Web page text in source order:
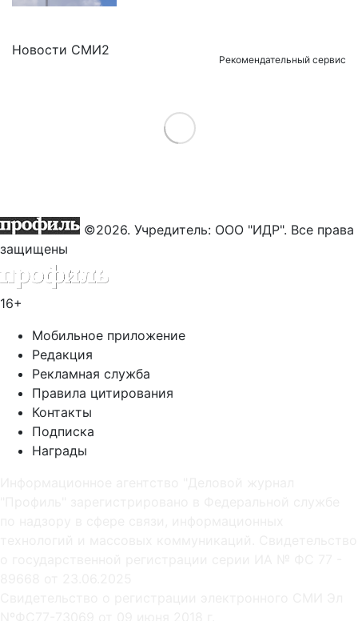
Новости СМИ2
Рекомендательный сервис
Load More
©2026. Учредитель: ООО "ИДР". Все права
защищены
16+
Мобильное приложение
Редакция
Рекламная служба
Правила цитирования
Контакты
Подписка
Награды